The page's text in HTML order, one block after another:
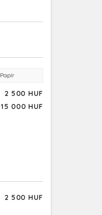
Papír
2 500 HUF
15 000 HUF
2 500 HUF